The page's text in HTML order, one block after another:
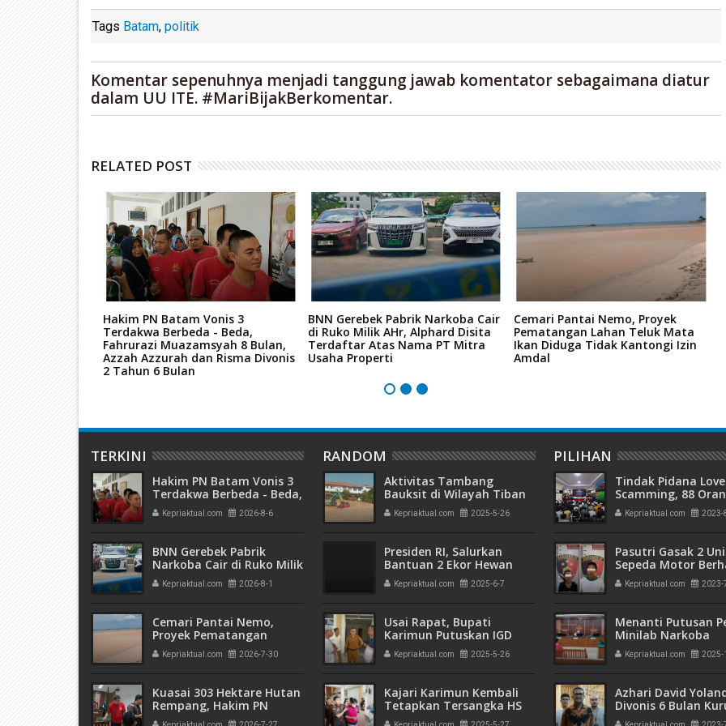
Tags Batam, politik
Komentar sepenuhnya menjadi tanggung jawab komentator sebagaimana diatur
dalam UU ITE. #MariBijakBerkomentar.
RELATED POST
Hakim PN Batam Vonis 3
Terdakwa Berbeda - Beda,
Fahrurazi Muazamsyah 8 Bulan,
Azzah Azzurah dan Risma Divonis
2 Tahun 6 Bulan
BNN Gerebek Pabrik Narkoba Cair
di Ruko Milik AHr, Alphard Disita
Terdaftar Atas Nama PT Mitra
Usaha Properti
Cemari Pantai Nemo, Proyek
Pematangan Lahan Teluk Mata
Ikan Diduga Tidak Kantongi Izin
Amdal
TERKINI
Hakim PN Batam Vonis 3
Terdakwa Berbeda - Beda,
Fahrurazi Muazamsyah 8
Bulan, Azzah Azzurah dan
Bulan
Kepriaktual.com 2026-8-6
BNN Gerebek Pabrik
Narkoba Cair di Ruko Milik
AHr, Alphard Disita
Terdaftar Atas Nama PT
Kepriaktual.com 2026-8-1
Cemari Pantai Nemo,
Proyek Pematangan
Lahan Teluk Mata Ikan
Diduga Tidak Kantongi
Kepriaktual.com 2026-7-30
Kuasai 303 Hektare Hutan
Rempang, Hakim PN
Batam Vonis 6 Bulan
RANDOM
Aktivitas Tambang
Bauksit di Wilayah Tiban
"Ancam" Picu Longsor
Kepriaktual.com 2025-5-26
Presiden RI, Salurkan
Bantuan 2 Ekor Hewan
Kurban di Masjid Baitul
Mubtadiin Desa Sungai
Kepriaktual.com 2025-6-7
Usai Rapat, Bupati
Karimun Putuskan IGD
Buka Pelayanan 24 jam
Kepriaktual.com 2025-5-26
Kajari Karimun Kembali
Tetapkan Tersangka HS
Terkait Kasus Tipikor
PILIHAN
Tindak Pidana Love
Scamming, 88
Pelaku Ditangkap
Kepri dan Polisi
Kepriaktual.com 2023-
Pasutri Gasak 2
Sepeda Motor
Ringkus Polisi
Kepriaktual.com 2023-
Menanti Putusan
Minilab Narkoba
Terdakwa Touzen
"Loloskah dari
Kepriaktual.com 2025-
Azhari David
Divonis 6 Bulan
dan Rehabilitasi 10